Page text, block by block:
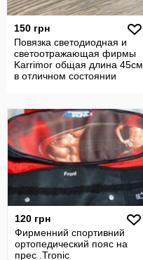
150 грн
Повязка светодиодная и
светоотражающая фирмы
Karrimor общая длина 45см
в отличном состоянии
120 грн
Фирменний спортивний
ортопедический пояс на
прес .Tronic